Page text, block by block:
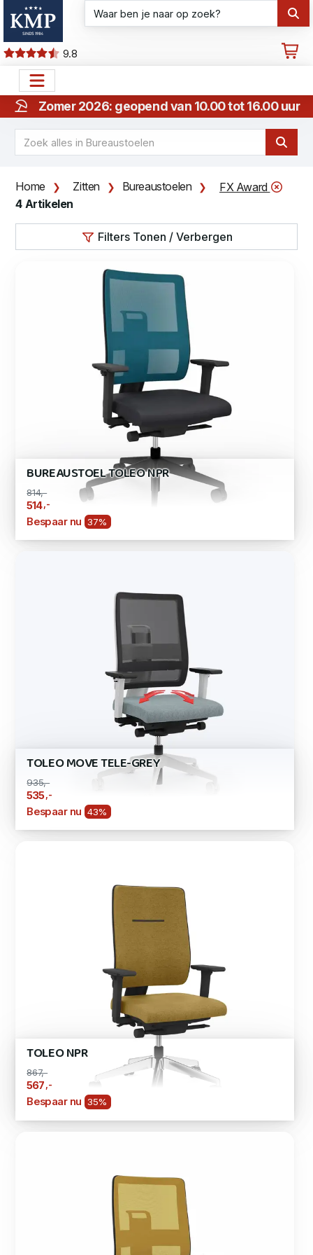
9.8
Zomer 2026: geopend van 10.00 tot 16.00 uur
Home Zitten Bureaustoelen
FX Award
4 Artikelen
Filters Tonen / Verbergen
BUREAUSTOEL TOLEO NPR
814,-
514,-
Bespaar nu 37%
TOLEO MOVE TELE-GREY
935,-
535 ,-
Bespaar nu 43%
TOLEO NPR
867,-
567 ,-
Bespaar nu 35%